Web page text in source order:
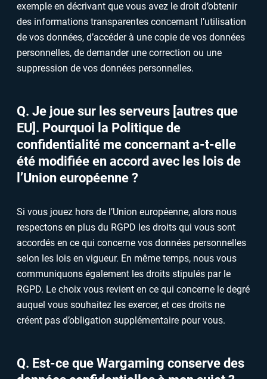
exemple en décrivant que vous avez le droit d’obtenir
des informations transparentes concernant l’utilisation
de vos données, d’accéder à une copie de vos données
personnelles, de demander une correction ou une
suppression de vos données personnelles.
Q. Je joue sur les serveurs [autres que
EU]. Pourquoi la Politique de
confidentialité me concernant a-t-elle
été modifiée en accord avec les lois de
l’Union européenne ?
Si vous jouez hors de l’Union européenne, alors nous
respectons en plus du RGPD les droits qui vous sont
accordés en ce qui concerne vos données personnelles
selon les lois en vigueur. En même temps, nous vous
communiquons également les droits stipulés par le
RGPD. Le choix vous revient en ce qui concerne le degré
auquel vous souhaitez les exercer, et ces droits ne
créent pas d’obligation supplémentaire pour vous.
Q. Est-ce que Wargaming conserve des